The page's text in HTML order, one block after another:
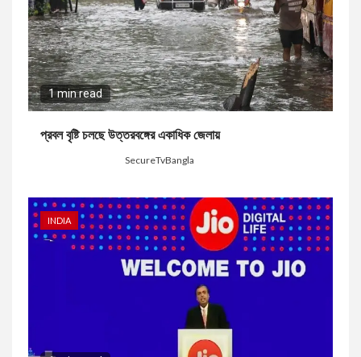
1 min read
প্রবল বৃষ্টি চলছে উত্তরবঙ্গের একাধিক জেলায়
SecureTvBangla
INDIA